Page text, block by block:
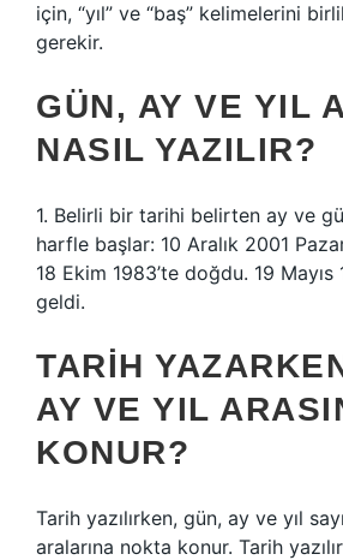
için, “yıl” ve “baş” kelimelerini
gerekir.
GÜN, AY VE YIL
NASIL YAZILIR?
1. Belirli bir tarihi belirten ay ve
harfle başlar: 10 Aralık 2001
18 Ekim 1983’te doğdu. 19 Mayıs
geldi.
TARIH
AY VE YIL
KONUR?
Tarih yazılırken, gün, ay ve yıl
aralarına nokta konur. Tarih